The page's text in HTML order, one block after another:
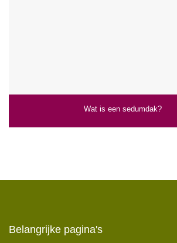
Wat is een sedumdak?
Belangrijke pagina's